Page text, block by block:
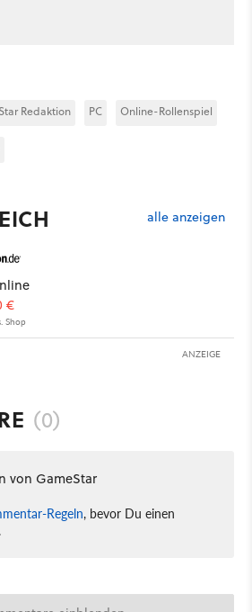
Redaktion PC Online-Rollenspiel
alle anzeigen
€
Shop
ANZEIGE
(0)
von GameStar
Regeln, bevor Du einen